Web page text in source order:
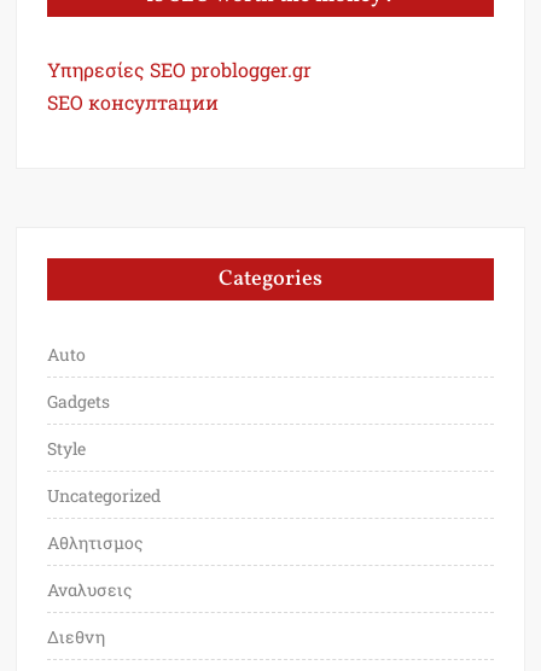
Υπηρεσίες SEO problogger.gr
SEO консултации
Categories
Auto
Gadgets
Style
Uncategorized
Αθλητισμος
Αναλυσεις
Διεθνη